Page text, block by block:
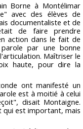
Borne à Montélimar
avec des élèves de
documentaliste et de
de faire prendre
action dans le fait de
par une bonne
Maîtriser le
haute, pour dire la
ont manifesté un
est à moitié à celui
disait Montaigne.
qui est important, mais